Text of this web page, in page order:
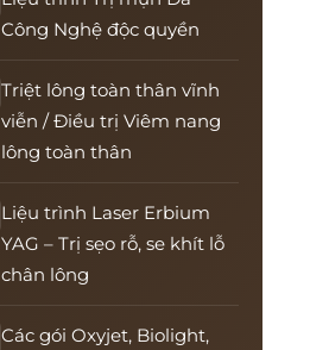
Công Nghệ độc quyền
Triệt lông toàn thân vĩnh
viễn / Điều trị Viêm nang
lông toàn thân
Liệu trình Laser Erbium
YAG – Trị sẹo rỗ, se khít lỗ
chân lông
Các gói Oxyjet, Biolight,